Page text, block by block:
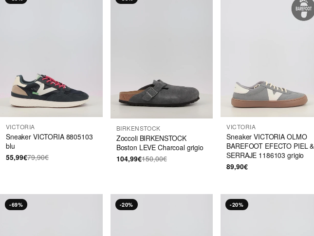
VICTORIA
Sneaker VICTORIA 8805103
blu
55,99€79,90€
BIRKENSTOCK
Zoccoli BIRKENSTOCK
Boston LEVE Charcoal grigio
104,99€150,00€
VICTORIA
Sneaker VICTORIA OLMO
BAREFOOT EFECTO PIEL &
SERRAJE 1186103 grigio
89,90€
-69% -20% -20%